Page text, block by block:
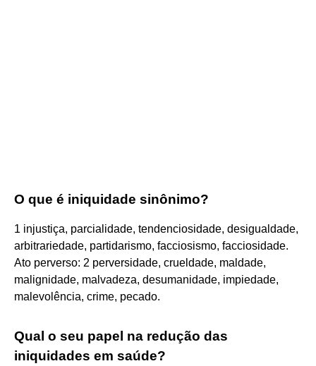
O que é iniquidade sinônimo?
1 injustiça, parcialidade, tendenciosidade, desigualdade,
arbitrariedade, partidarismo, facciosismo, facciosidade.
Ato perverso: 2 perversidade, crueldade, maldade,
malignidade, malvadeza, desumanidade, impiedade,
malevolência, crime, pecado.
Qual o seu papel na redução das
iniquidades em saúde?